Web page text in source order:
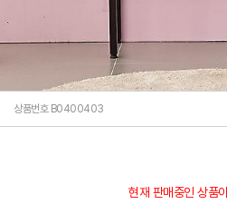
상품번호 B0400403
현재 판매중인 상품